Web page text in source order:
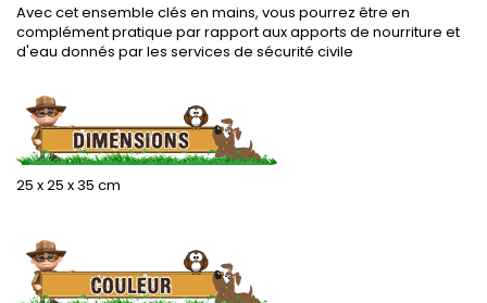
Avec cet ensemble clés en mains, vous pourrez être en
complément pratique par rapport aux apports de nourriture et
d'eau donnés par les services de sécurité civile
.
25 x 25 x 35 cm
.